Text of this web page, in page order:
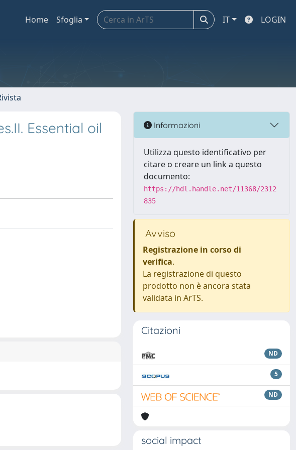
Home Sfoglia IT LOGIN
Essential oil
Informazioni
Utilizza questo identificativo per
citare o creare un link a questo
documento:
https://hdl.handle.net/11368/2312
835
Avviso
Registrazione in corso di
verifica.
La registrazione di questo
prodotto non è ancora stata
validata in ArTS.
Citazioni
ND
5
ND
social impact